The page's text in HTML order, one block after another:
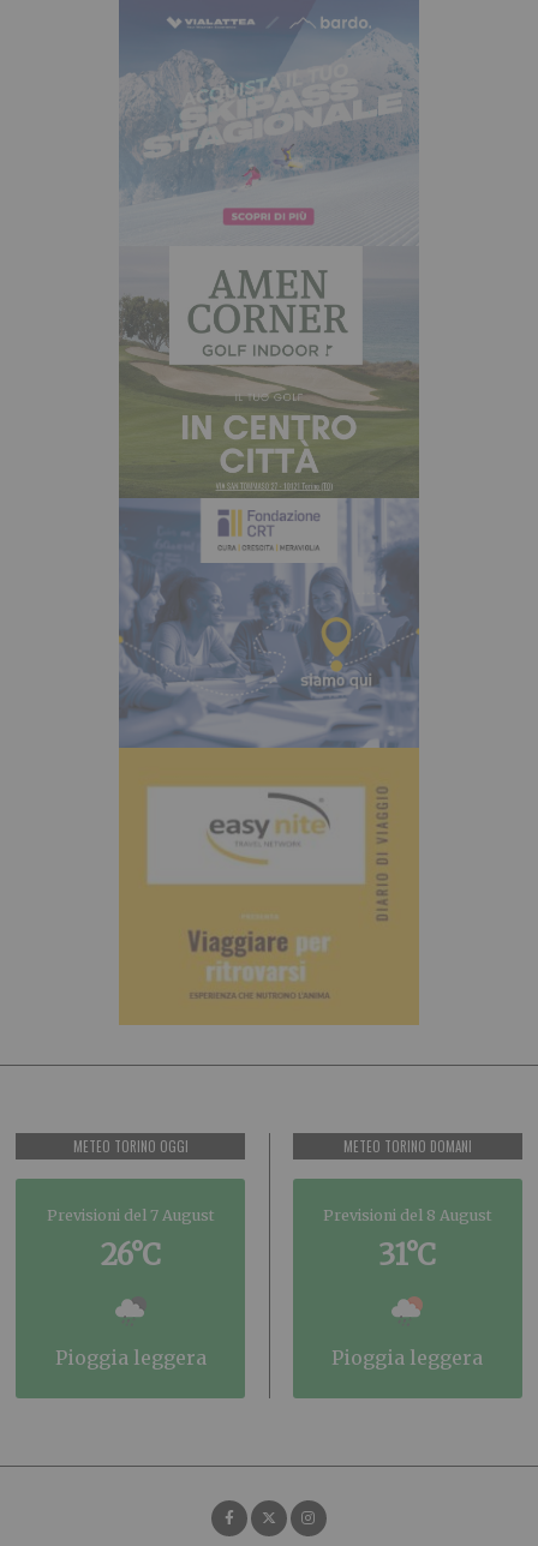
METEO TORINO OGGI
Previsioni del 7 August
26°C
pioggia leggera
METEO TORINO DOMANI
Previsioni del 8 August
31°C
pioggia leggera